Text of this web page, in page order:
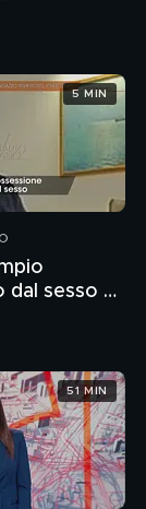
dal sesso o
5 MIN
51 MIN